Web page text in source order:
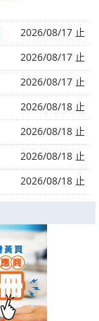
2026/08/17 止
2026/08/17 止
2026/08/17 止
2026/08/18 止
2026/08/18 止
2026/08/18 止
2026/08/18 止